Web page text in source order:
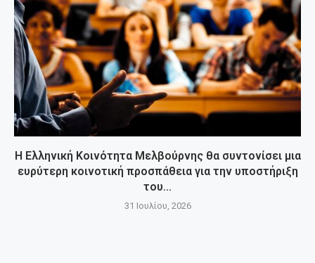
Η Ελληνική Κοινότητα Μελβούρνης θα συντονίσει μια
ευρύτερη κοινοτική προσπάθεια για την υποστήριξη
του...
31 Ιουλίου, 2026